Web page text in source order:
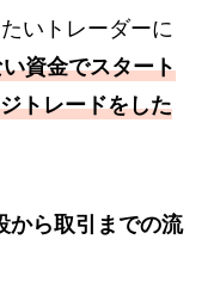
いトレーダーに
資金でスタート
トレードをした
から取引までの流